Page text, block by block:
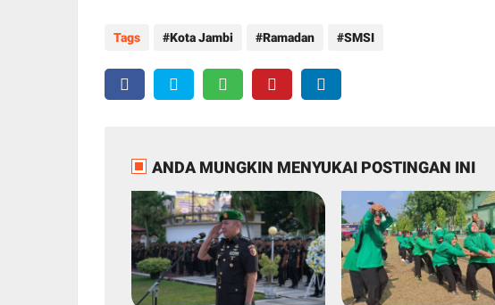
Tags Kota Jambi Ramadan SMSI
ANDA MUNGKIN MENYUKAI POSTINGAN INI